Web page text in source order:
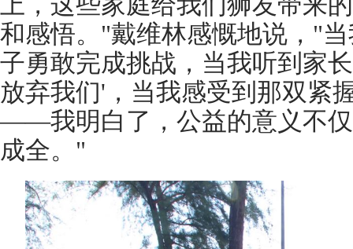
和感悟。"戴维林感慨地说，"
子勇敢完成挑战，当我听到家
放弃我们'，当我感受到那双紧
——我明白了，公益的意义不
成全。"